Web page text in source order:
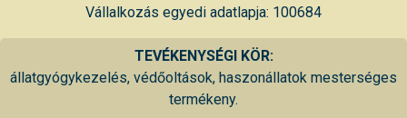
Vállalkozás egyedi adatlapja: 100684
TEVÉKENYSÉGI KÖR:
állatgyógykezelés, védőoltások, haszonállatok mesterséges
termékeny.